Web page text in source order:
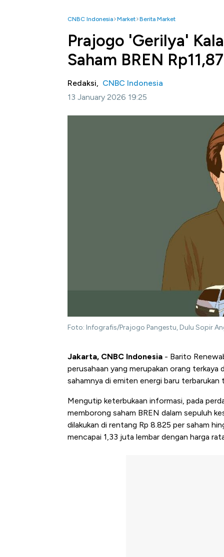
CNBC Indonesia Market Berita Market
Prajogo 'Gerilya'
Saham BREN
Redaksi, CNBC Indonesia
13 January 2026 19:25
Foto: Infografis/Prajogo Pangestu, Dulu Sopir
Jakarta, CNBC Indonesia - Barito
perusahaan yang merupakan orang
sahamnya di emiten energi baru terbarukan
Mengutip keterbukaan informasi, pada
memborong saham BREN dalam sepuluh
dilakukan di rentang Rp 8.825 per saham
mencapai 1,33 juta lembar dengan harga